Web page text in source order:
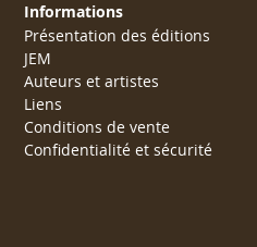
Informations
Présentation des éditions
JEM
Auteurs et artistes
Liens
Conditions de vente
Confidentialité et sécurité